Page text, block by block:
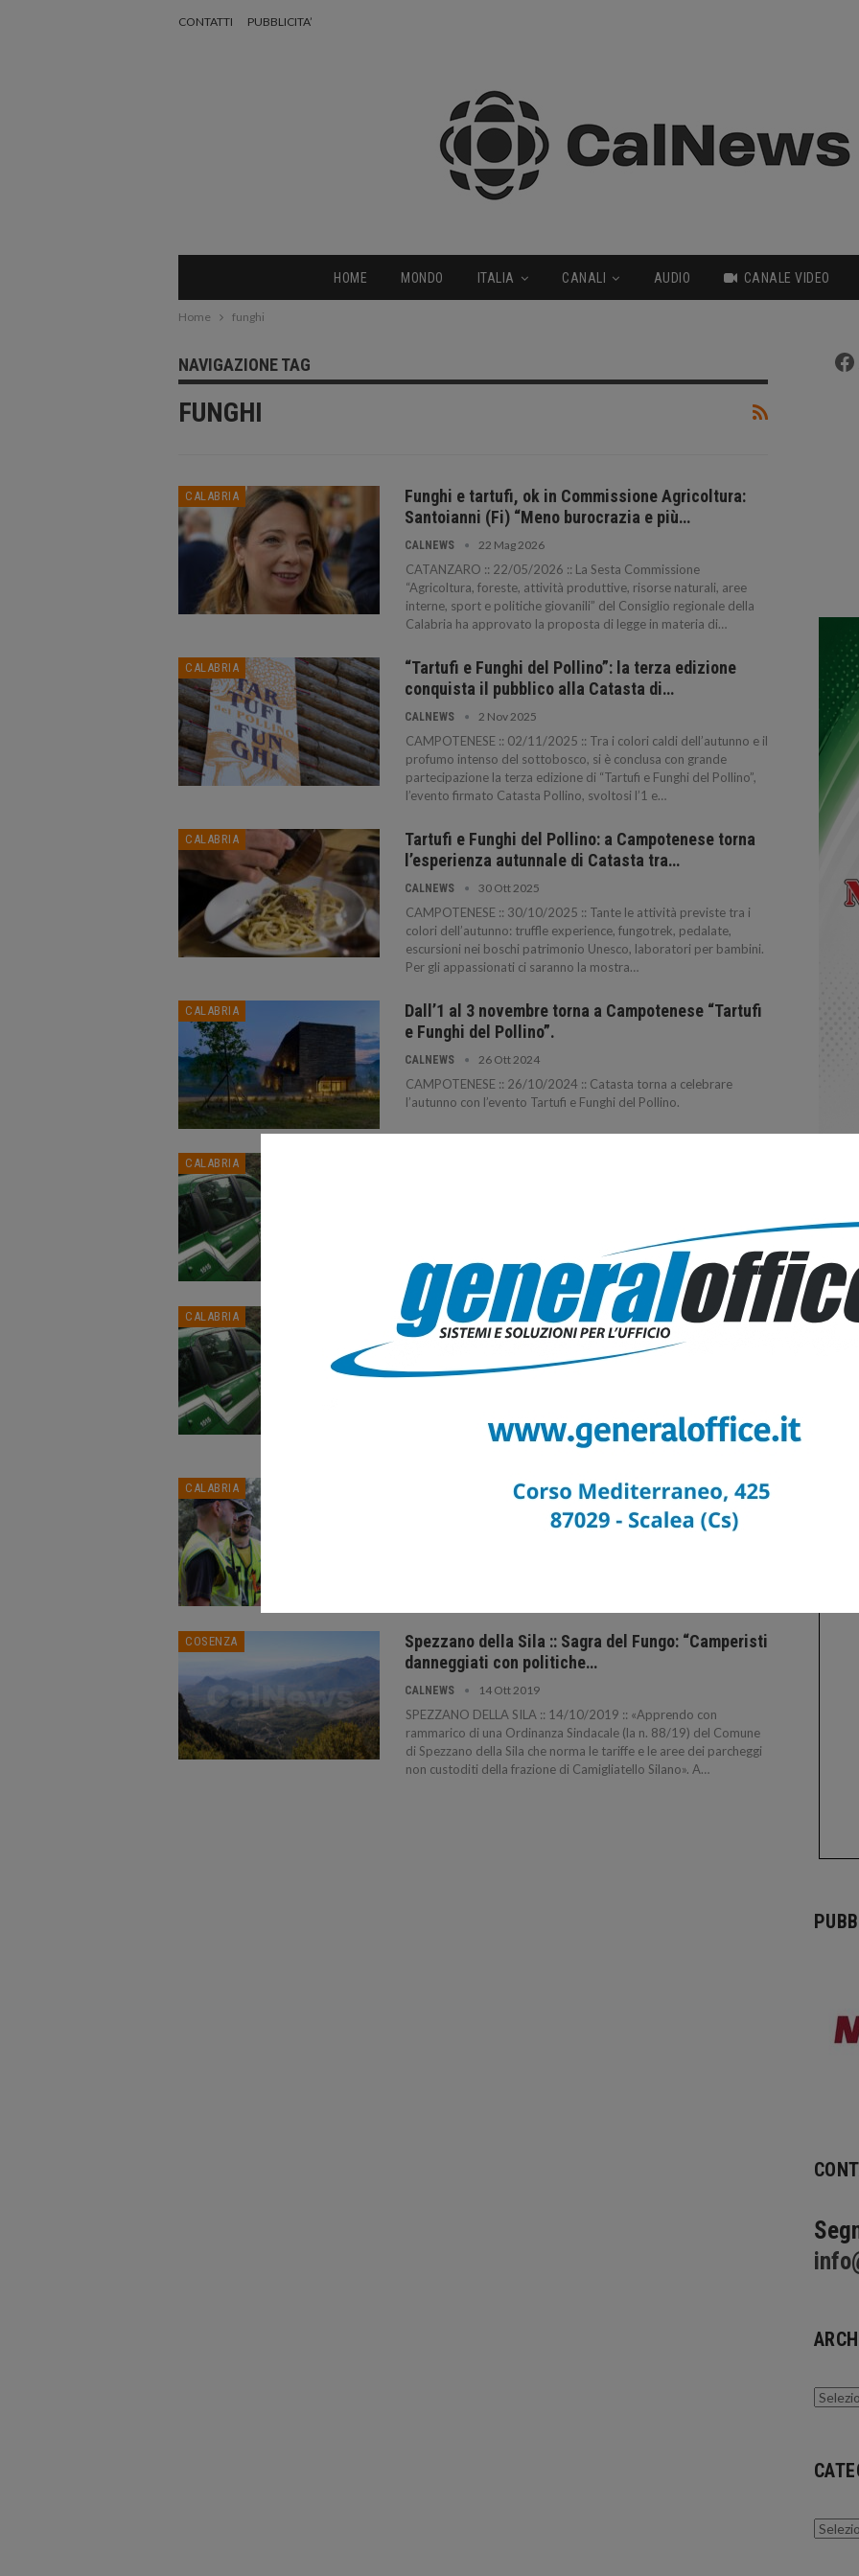
CONTATTI PUBBLICITA’
HOME MONDO ITALIA CANALI AUDIO CANALE VIDEO
Home funghi
NAVIGAZIONE TAG
FUNGHI
CALABRIA
Funghi e tartufi, ok in Commissione Agricoltura:
Santoianni (Fi) “Meno burocrazia e più…
CALNEWS 22 Mag 2026
CATANZARO :: 22/05/2026 :: La Sesta Commissione
“Agricoltura, foreste, attività produttive, risorse naturali, aree
interne, sport e politiche giovanili” del Consiglio regionale della
Calabria ha approvato la proposta di legge in materia di…
CALABRIA
“Tartufi e Funghi del Pollino”: la terza edizione
conquista il pubblico alla Catasta di…
CALNEWS 2 Nov 2025
CAMPOTENESE :: 02/11/2025 :: Tra i colori caldi dell’autunno e il
profumo intenso del sottobosco, si è conclusa con grande
partecipazione la terza edizione di “Tartufi e Funghi del Pollino”,
l’evento firmato Catasta Pollino, svoltosi l’1 e…
CALABRIA
Tartufi e Funghi del Pollino: a Campotenese torna
l’esperienza autunnale di Catasta tra…
CALNEWS 30 Ott 2025
CAMPOTENESE :: 30/10/2025 :: Tante le attività previste tra i
colori dell’autunno: truffle experience, fungotrek, pedalate,
escursioni nei boschi patrimonio Unesco, laboratori per bambini.
Per gli appassionati ci saranno la mostra…
CALABRIA
Dall’1 al 3 novembre torna a Campotenese “Tartufi
e Funghi del Pollino”.
CALNEWS 26 Ott 2024
CAMPOTENESE :: 26/10/2024 :: Catasta torna a celebrare
l’autunno con l’evento Tartufi e Funghi del Pollino.
CALABRIA
COSENZA :: 30/09/2023 :: Decine di cercatori di funghi sono
stati sanzionati perché non ottemperavano a quanto prescrive la
legge regionale che ne regolamenta la raccolta.
CALABRIA
Sequestrati funghi venduti senza autorizzazione
in Sila.
17 Set 2022
Carabinieri Forestale di Spezzano della Sila in località “Moccone”
di Camigliatello Silano (Cs).
CALABRIA
Trovato morto cercatore di funghi disperso in
COSENZA
Spezzano della Sila :: Sagra del Fungo: “Camperisti
danneggiati con politiche…
CALNEWS 14 Ott 2019
SPEZZANO DELLA SILA :: 14/10/2019 :: «Apprendo con
rammarico di una Ordinanza Sindacale (la n. 88/19) del Comune
di Spezzano della Sila che norma le tariffe e le aree dei parcheggi
non custoditi della frazione di Camigliatello Silano». A…
Archivi